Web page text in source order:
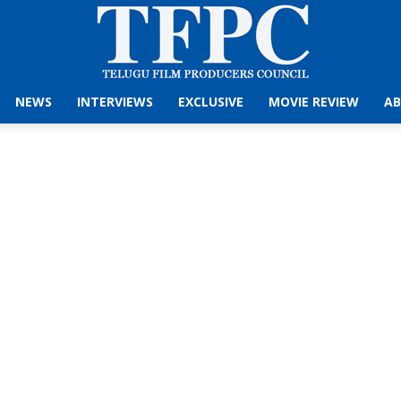
NEWS INTERVIEWS EXCLUSIVE MOVIE REVIEW